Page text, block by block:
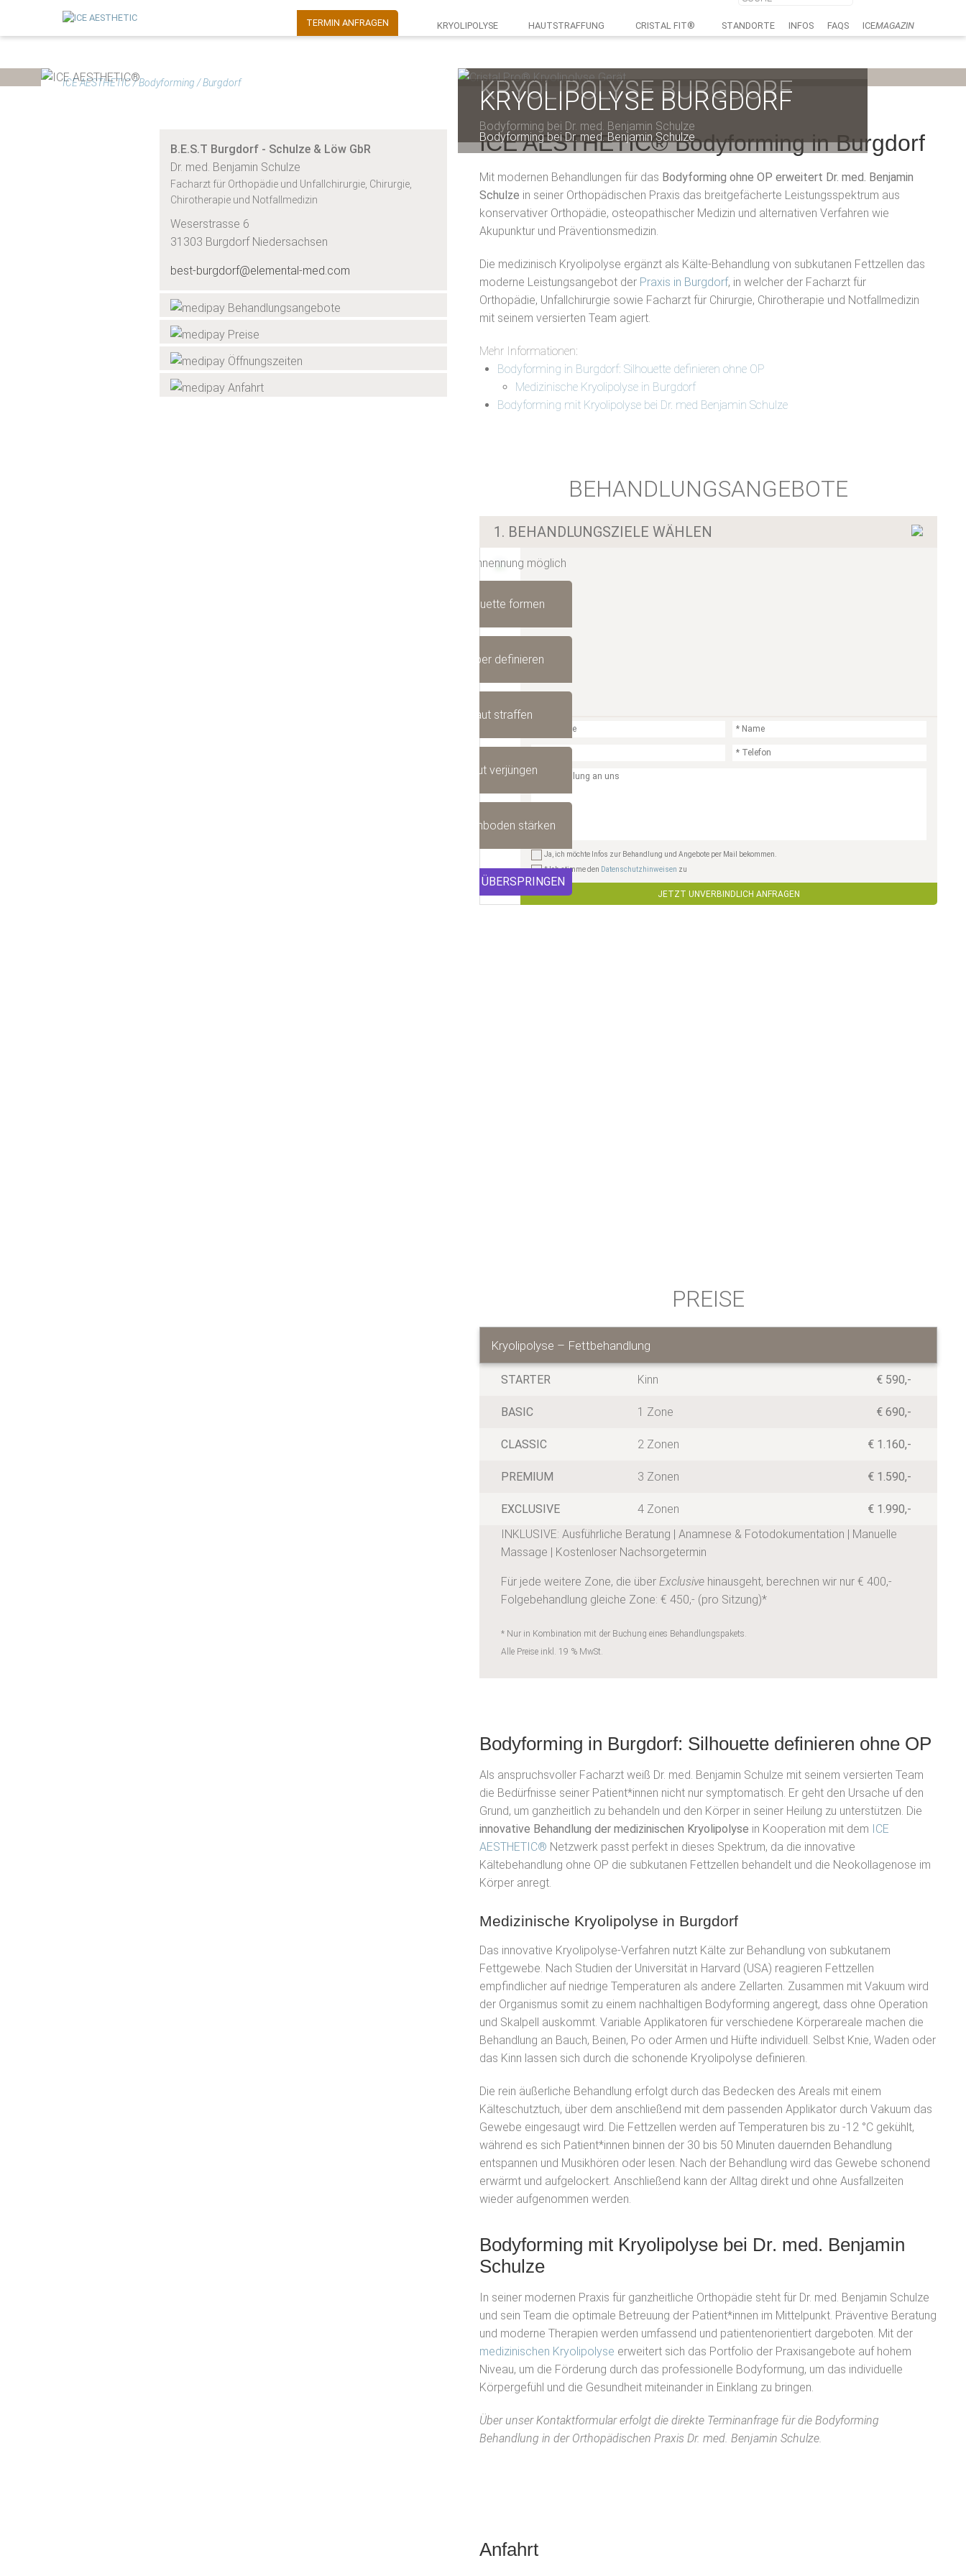
TERMIN ANFRAGEN KRYOLIPOLYSE HAUTSTRAFFUNG CRISTAL FIT® STANDORTE INFOS FAQS ICEMAGAZIN
ICE AESTHETIC/Bodyforming /Burgdorf KRYOLIPOLYSE BURGDORF
Bodyforming bei Dr. med. Benjamin Schulze
KRYOLIPOLYSE BURGDORF
Bodyforming bei Dr. med. Benjamin Schulze
KRYOLIPOLYSE BURGDORF
Bodyforming bei Dr. med. Benjamin Schulze
B.E.S.T Burgdorf - Schulze & Löw GbR
Dr. med. Benjamin Schulze
Facharzt für Orthopädie und Unfallchirurgie, Chirurgie,
Chirotherapie und Notfallmedizin
Weserstrasse 6
31303 Burgdorf Niedersachsen
best-burgdorf@elemental-med.com
Behandlungsangebote
Preise
Öffnungszeiten
Anfahrt
ICE AESTHETIC® Bodyforming in Burgdorf
Mit modernen Behandlungen für das Bodyforming ohne OP erweitert Dr. med. Benjamin
Schulze in seiner Orthopädischen Praxis das breitgefächerte Leistungsspektrum aus
konservativer Orthopädie, osteopathischer Medizin und alternativen Verfahren wie
Akupunktur und Präventionsmedizin.
Die medizinisch Kryolipolyse ergänzt als Kälte-Behandlung von subkutanen Fettzellen das
moderne Leistungsangebot der Praxis in Burgdorf, in welcher der Facharzt für
Orthopädie, Unfallchirurgie sowie Facharzt für Chirurgie, Chirotherapie und Notfallmedizin
mit seinem versierten Team agiert.
Mehr Informationen:
Bodyforming in Burgdorf: Silhouette definieren ohne OP
Medizinische Kryolipolyse in Burgdorf
Bodyforming mit Kryolipolyse bei Dr. med Benjamin Schulze
BEHANDLUNGSANGEBOTE
1. BEHANDLUNGSZIELE WÄHLEN
Mehrfachnennung möglich
Silhouette formen
Körper definieren
Haut straffen
Haut verjüngen
Beckenboden stärken
ÜBERSPRINGEN
Ja, ich möchte Infos zur Behandlung und Angebote per Mail bekommen.
* Ich stimme den Datenschutzhinweisen zu
PREISE
Kryolipolyse – Fettbehandlung
STARTER Kinn € 590,-
BASIC 1 Zone € 690,-
CLASSIC 2 Zonen € 1.160,-
PREMIUM 3 Zonen € 1.590,-
EXCLUSIVE 4 Zonen
€ 1.990,-
INKLUSIVE: Ausführliche Beratung | Anamnese & Fotodokumentation | Manuelle
Massage | Kostenloser Nachsorgetermin
Für jede weitere Zone, die über Exclusive hinausgeht, berechnen wir nur € 400,-
Folgebehandlung gleiche Zone: € 450,- (pro Sitzung)*
* Nur in Kombination mit der Buchung eines Behandlungspakets.
Alle Preise inkl. 19 % MwSt.
Bodyforming in Burgdorf: Silhouette definieren ohne OP
Als anspruchsvoller Facharzt weiß Dr. med. Benjamin Schulze mit seinem versierten Team
die Bedürfnisse seiner Patient*innen nicht nur symptomatisch. Er geht den Ursache uf den
Grund, um ganzheitlich zu behandeln und den Körper in seiner Heilung zu unterstützen. Die
innovative Behandlung der medizinischen Kryolipolyse in Kooperation mit dem ICE
AESTHETIC® Netzwerk passt perfekt in dieses Spektrum, da die innovative
Kältebehandlung ohne OP die subkutanen Fettzellen behandelt und die Neokollagenose im
Körper anregt.
Medizinische Kryolipolyse in Burgdorf
Das innovative Kryolipolyse-Verfahren nutzt Kälte zur Behandlung von subkutanem
Fettgewebe. Nach Studien der Universität in Harvard (USA) reagieren Fettzellen
empfindlicher auf niedrige Temperaturen als andere Zellarten. Zusammen mit Vakuum wird
der Organismus somit zu einem nachhaltigen Bodyforming angeregt, dass ohne Operation
und Skalpell auskommt. Variable Applikatoren für verschiedene Körperareale machen die
Behandlung an Bauch, Beinen, Po oder Armen und Hüfte individuell. Selbst Knie, Waden oder
das Kinn lassen sich durch die schonende Kryolipolyse definieren.
Die rein äußerliche Behandlung erfolgt durch das Bedecken des Areals mit einem
Kälteschutztuch, über dem anschließend mit dem passenden Applikator durch Vakuum das
Gewebe eingesaugt wird. Die Fettzellen werden auf Temperaturen bis zu -12 °C gekühlt,
während es sich Patient*innen binnen der 30 bis 50 Minuten dauernden Behandlung
entspannen und Musikhören oder lesen. Nach der Behandlung wird das Gewebe schonend
erwärmt und aufgelockert. Anschließend kann der Alltag direkt und ohne Ausfallzeiten
wieder aufgenommen werden.
Bodyforming mit Kryolipolyse bei Dr. med. Benjamin
Schulze
In seiner modernen Praxis für ganzheitliche Orthopädie steht für Dr. med. Benjamin Schulze
und sein Team die optimale Betreuung der Patient*innen im Mittelpunkt. Präventive Beratung
und moderne Therapien werden umfassend und patientenorientiert dargeboten. Mit der
medizinischen Kryolipolyse erweitert sich das Portfolio der Praxisangebote auf hohem
Niveau, um die Förderung durch das professionelle Bodyformung, um das individuelle
Körpergefühl und die Gesundheit miteinander in Einklang zu bringen.
Über unser Kontaktformular erfolgt die direkte Terminanfrage für die Bodyforming
Behandlung in der Orthopädischen Praxis Dr. med. Benjamin Schulze.
Anfahrt